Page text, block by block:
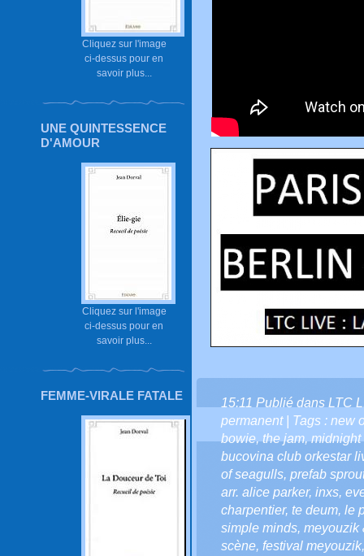
Cliquez sur l'image
ci-dessus pour en
savoir plus...
UNE QUINTESSENCE
D'AMOUR
Cliquez sur l'image
ci-dessus pour en
savoir plus...
FEMME-VIRALE FATALE
15:11 Publié dans LTC
permanent| Tags : new
bowie,the jam,midnight
bucovina club orkestar
of seagulls, prefab
arr. alice parker, inxs,
charpentier, te deum, le
simple minds, meyouzik
scène, festival meyouzik